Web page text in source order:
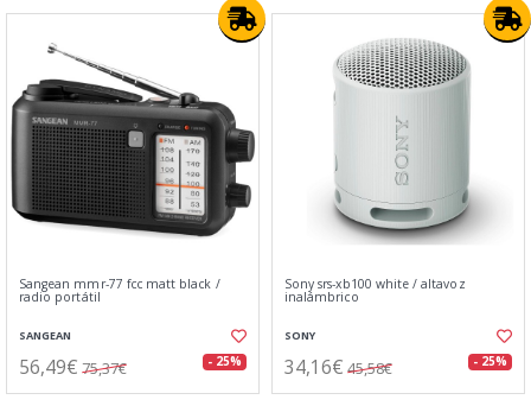
Sangean mmr-77 fcc matt black /
radio portátil
SANGEAN
56,49€ 75,37€ - 25%
Sony srs-xb100 white / altavoz
inalámbrico
SONY
34,16€ 45,58€ - 25%